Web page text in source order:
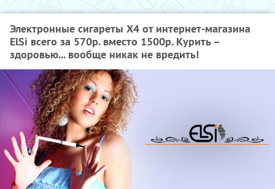
Электронные сигареты Х4 от интернет-магазина
ElSi всего за 570р. вместо 1500р. Курить –
здоровью... вообще никак не вредить!